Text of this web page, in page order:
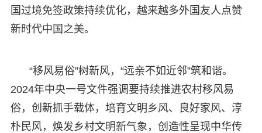
国过境免签政策持续优化，越来越多外国友人点赞
新时代中国之美。
“移风易俗”树新风，“远亲不如近邻”筑和谐。
2024年中央一号文件强调要持续推进农村移风易
俗，创新抓手载体，培育文明乡风、良好家风、淳
朴民风，焕发乡村文明新气象，创造性呈现中华传